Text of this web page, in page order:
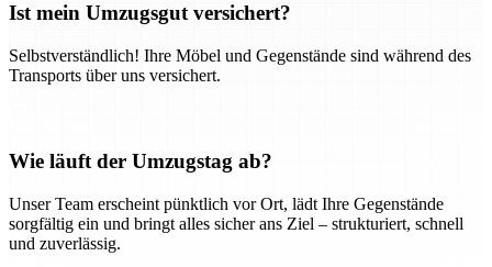
Ist mein Umzugsgut versichert?
Selbstverständlich! Ihre Möbel und Gegenstände sind während des
Transports über uns versichert.
Wie läuft der Umzugstag ab?
Unser Team erscheint pünktlich vor Ort, lädt Ihre Gegenstände
sorgfältig ein und bringt alles sicher ans Ziel – strukturiert, schnell
und zuverlässig.